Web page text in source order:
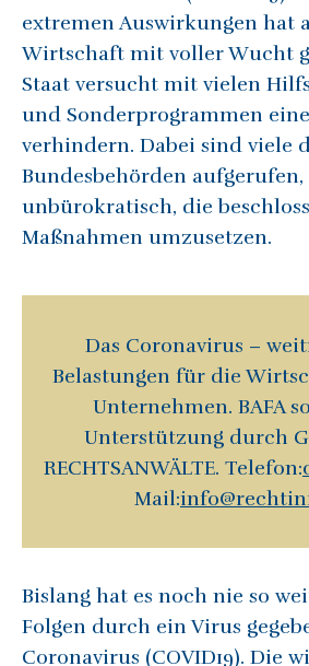
extremen Auswirkungen hat
Wirtschaft mit voller Wucht
Staat versucht mit vielen
und Sonderprogrammen
verhindern. Dabei sind viele
Bundesbehörden
unbürokratisch, die
Maßnahmen umzusetzen.
Das Coronavirus –
Belastungen für die
Unternehmen. BAFA
Unterstützung durch
RECHTSANWÄLTE. Telefon:
Mail:
Bislang hat es noch nie so
Folgen durch ein Virus
Coronavirus (COVID19). Die